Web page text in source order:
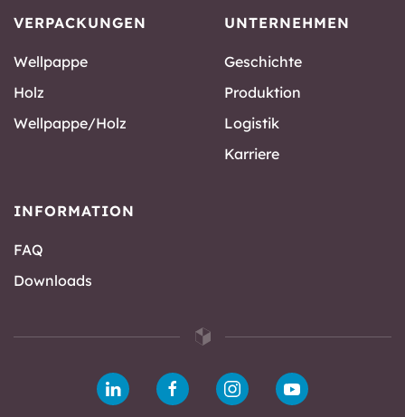
VERPACKUNGEN
Wellpappe
Holz
Wellpappe/Holz
UNTERNEHMEN
Geschichte
Produktion
Logistik
Karriere
INFORMATION
FAQ
Downloads